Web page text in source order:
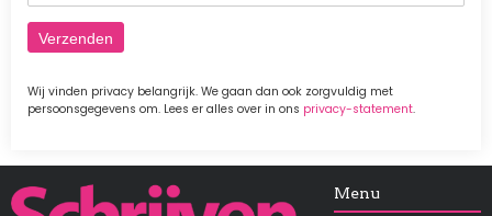
Wij vinden privacy belangrijk. We gaan dan ook zorgvuldig met
persoonsgegevens om. Lees er alles over in ons privacy-statement.
Afbeelding Menu